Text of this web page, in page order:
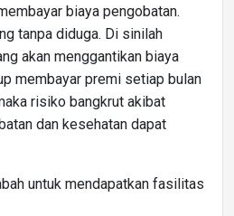
biaya pengobatan.
tanpa diduga. Di sinilah
akan menggantikan biaya
membayar premi setiap bulan
risiko bangkrut akibat
dan kesehatan dapat
untuk mendapatkan fasilitas